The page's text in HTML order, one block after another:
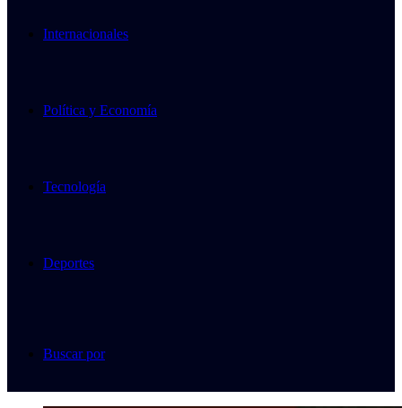
Internacionales
Política y Economía
Tecnología
Deportes
Buscar por